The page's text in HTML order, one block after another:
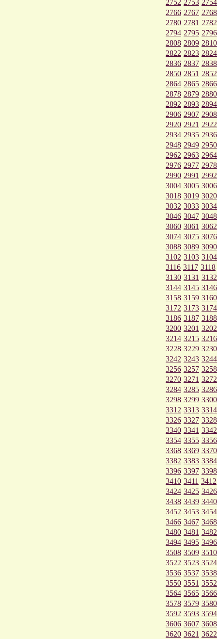
2752 2753 2754
2766 2767 2768
2780 2781 2782
2794 2795 2796
2808 2809 2810
2822 2823 2824
2836 2837 2838
2850 2851 2852
2864 2865 2866
2878 2879 2880
2892 2893 2894
2906 2907 2908
2920 2921 2922
2934 2935 2936
2948 2949 2950
2962 2963 2964
2976 2977 2978
2990 2991 2992
3004 3005 3006
3018 3019 3020
3032 3033 3034
3046 3047 3048
3060 3061 3062
3074 3075 3076
3088 3089 3090
3102 3103 3104
3116 3117 3118
3130 3131 3132
3144 3145 3146
3158 3159 3160
3172 3173 3174
3186 3187 3188
3200 3201 3202
3214 3215 3216
3228 3229 3230
3242 3243 3244
3256 3257 3258
3270 3271 3272
3284 3285 3286
3298 3299 3300
3312 3313 3314
3326 3327 3328
3340 3341 3342
3354 3355 3356
3368 3369 3370
3382 3383 3384
3396 3397 3398
3410 3411 3412
3424 3425 3426
3438 3439 3440
3452 3453 3454
3466 3467 3468
3480 3481 3482
3494 3495 3496
3508 3509 3510
3522 3523 3524
3536 3537 3538
3550 3551 3552
3564 3565 3566
3578 3579 3580
3592 3593 3594
3606 3607 3608
3620 3621 3622